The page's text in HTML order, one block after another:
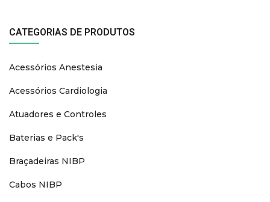
CATEGORIAS DE PRODUTOS
Acessórios Anestesia
Acessórios Cardiologia
Atuadores e Controles
Baterias e Pack's
Braçadeiras NIBP
Cabos NIBP